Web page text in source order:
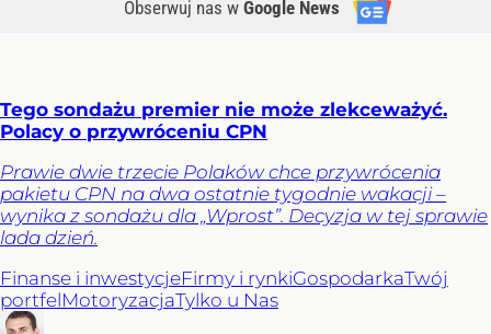
Obserwuj nas w Google News
Tego sondażu premier nie może zlekceważyć.
Polacy o przywróceniu CPN
Prawie dwie trzecie Polaków chce przywrócenia
pakietu CPN na dwa ostatnie tygodnie wakacji –
wynika z sondażu dla „Wprost”. Decyzja w tej sprawie
lada dzień.
Finanse i inwestycjeFirmy i rynkiGospodarkaTwój
portfelMotoryzacjaTylko u Nas